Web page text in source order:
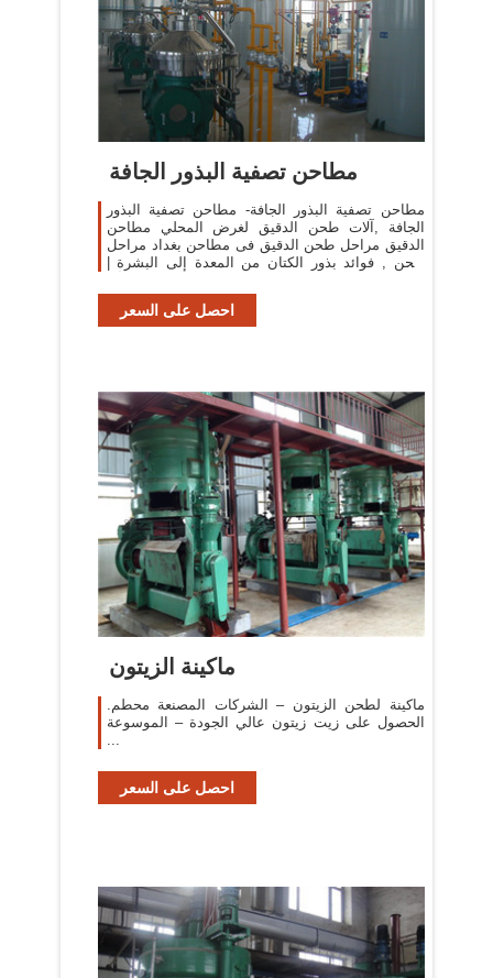
مطاحن تصفية البذور الجافة
مطاحن تصفية البذور الجافة- مطاحن تصفية البذور
الجافة ,آلات طحن الدقيق لغرض المحلي مطاحن
الدقيق مراحل طحن الدقيق فى مطاحن بغداد مراحل
طحن , فوائد بذور الكتان من المعدة إلى البشرة |
احصل على السعر
ماكينة الزيتون
ماكينة لطحن الزيتون – الشركات المصنعة محطم.
الحصول على زيت زيتون عالي الجودة – الموسوعة
...
احصل على السعر